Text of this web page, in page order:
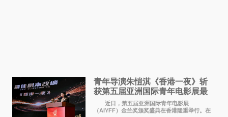
青年导演朱愷淇《香港一夜》斩
获第五届亚洲国际青年电影展最
佳剧本改编奖
近日，第五届亚洲国际青年电影展
（AIYFF）金兰奖颁奖盛典在香港隆重举行。在